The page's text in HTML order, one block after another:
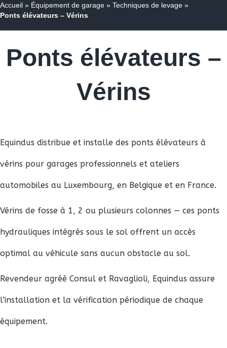
Accueil » Équipement de garage » Techniques de levage »
Ponts élévateurs – Vérins
Ponts élévateurs –
Vérins
Equindus distribue et installe des ponts élévateurs à
vérins pour garages professionnels et ateliers
automobiles au Luxembourg, en Belgique et en France.
Vérins de fosse à 1, 2 ou plusieurs colonnes — ces ponts
hydrauliques intégrés sous le sol offrent un accès
optimal au véhicule sans aucun obstacle au sol.
Revendeur agréé Consul et Ravaglioli, Equindus assure
l’installation et la vérification périodique de chaque
équipement.